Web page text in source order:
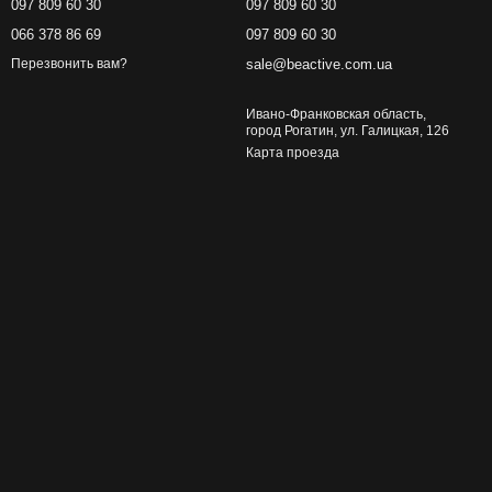
097 809 60 30
066 378 86 69
Перезвонить вам?
097 809 60 30
097 809 60 30
sale@beactive.com.ua
Ивано-Франковская область,
город Рогатин, ул. Галицкая, 126
Карта проезда